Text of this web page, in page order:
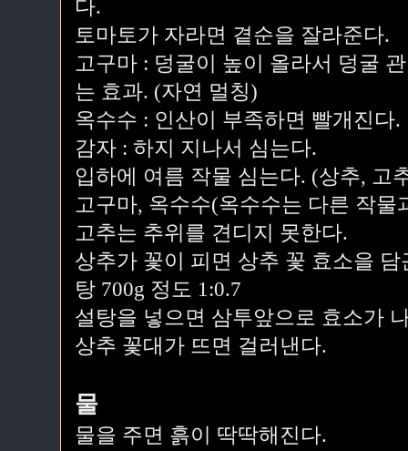
다.
토마토가 자라면 곁순을 잘라준다.
고구마 : 덩굴이 높이 올라서 덩굴
는 효과. (자연 멀칭)
옥수수 : 인산이 부족하면 빨개진다
감자 : 하지 지나서 심는다.
입하에 여름 작물 심는다. (상추, 고
고구마, 옥수수(옥수수는 다른 작물
고추는 추위를 견디지 못한다.
상추가 꽃이 피면 상추 꽃 효소을
탕 700g 정도 1:0.7
설탕을 넣으면 삼투앞으로 효소가
상추 꽃대가 뜨면 걸러낸다.
물
물을 주면 흙이 딱딱해진다.